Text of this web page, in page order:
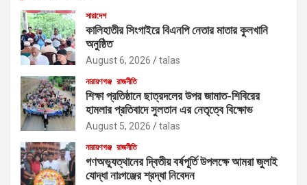
সারাদেশ
কালিহাতীর সিংগাইরে বিএনপি নেতার মাতার কুলখানি
অনুষ্ঠিত
August 6, 2026 talas
নারায়ণগঞ্জ রাজনীতি
শিক্ষা প্রতিষ্ঠানে ছাত্রদলের উপর জামাত-শিবিরের
হামলার প্রতিবাদে সুলতান এর নেতৃত্বে বিক্ষোভ
August 5, 2026 talas
নারায়ণগঞ্জ রাজনীতি
গণঅভ্যুত্থানের দ্বিতীয় বর্ষপূর্তি উপলক্ষে আমরা জুলাই
যোদ্ধা নাঃগঞ্জের শ্রদ্ধা নিবেদন